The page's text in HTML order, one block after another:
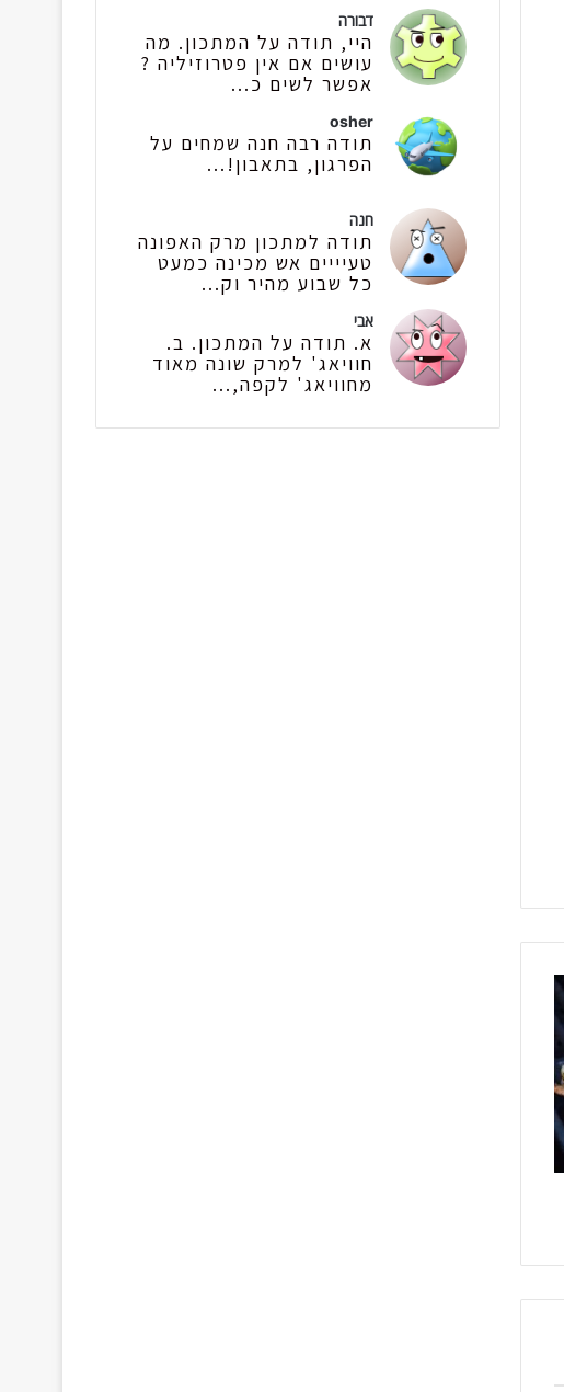
דבורה
היי, תודה על המתכון. מה
עושים אם אין פטרוזיליה ?
אפשר לשים כ...
osher
תודה רבה חנה שמחים על
הפרגון, בתאבון!...
חנה
תודה למתכון מרק האפונה
טעיייים אש מכינה כמעט
כל שבוע מהיר וק...
אבי
א. תודה על המתכון. ב.
חוויאג' למרק שונה מאוד
מחוויאג' לקפה,...